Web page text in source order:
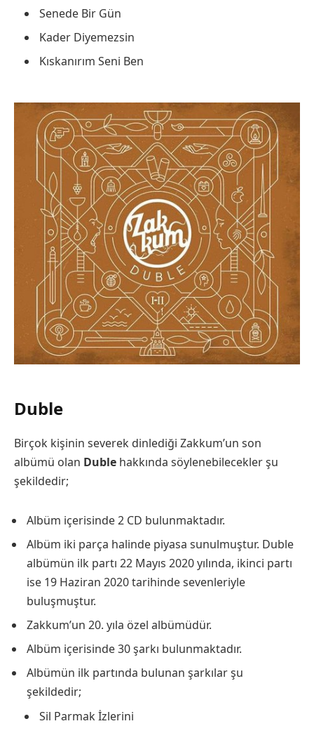
Senede Bir Gün
Kader Diyemezsin
Kıskanırım Seni Ben
Duble
Birçok kişinin severek dinlediği Zakkum’un son
albümü olan Duble hakkında söylenebilecekler şu
şekildedir;
Albüm içerisinde 2 CD bulunmaktadır.
Albüm iki parça halinde piyasa sunulmuştur. Duble
albümün ilk partı 22 Mayıs 2020 yılında, ikinci partı
ise 19 Haziran 2020 tarihinde sevenleriyle
buluşmuştur.
Zakkum’un 20. yıla özel albümüdür.
Albüm içerisinde 30 şarkı bulunmaktadır.
Albümün ilk partında bulunan şarkılar şu
şekildedir;
Sil Parmak İzlerini